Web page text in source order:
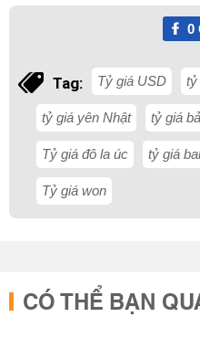
0
Tag: Tỷ giá USD tỷ
tỷ giá yên Nhật tỷ giá
Tỷ giá đô la úc tỷ giá
Tỷ giá won
CÓ THỂ BẠN